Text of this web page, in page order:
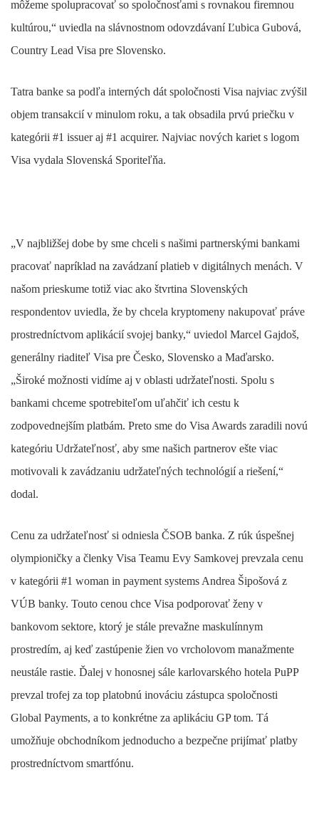
môžeme spolupracovať so spoločnosťami s rovnakou firemnou
kultúrou,“ uviedla na slávnostnom odovzdávaní Ľubica Gubová,
Country Lead Visa pre Slovensko.
Tatra banke sa podľa interných dát spoločnosti Visa najviac zvýšil
objem transakcií v minulom roku, a tak obsadila prvú priečku v
kategórii #1 issuer aj #1 acquirer. Najviac nových kariet s logom
Visa vydala Slovenská Sporiteľňa.
„V najbližšej dobe by sme chceli s našimi partnerskými bankami
pracovať napríklad na zavádzaní platieb v digitálnych menách. V
našom prieskume totiž viac ako štvrtina Slovenských
respondentov uviedla, že by chcela kryptomeny nakupovať práve
prostredníctvom aplikácií svojej banky,“ uviedol Marcel Gajdoš,
generálny riaditeľ Visa pre Česko, Slovensko a Maďarsko.
„Široké možnosti vidíme aj v oblasti udržateľnosti. Spolu s
bankami chceme spotrebiteľom uľahčiť ich cestu k
zodpovednejším platbám. Preto sme do Visa Awards zaradili novú
kategóriu Udržateľnosť, aby sme našich partnerov ešte viac
motivovali k zavádzaniu udržateľných technológií a riešení,“
dodal.
Cenu za udržateľnosť si odniesla ČSOB banka. Z rúk úspešnej
olympioničky a členky Visa Teamu Evy Samkovej prevzala cenu
v kategórii #1 woman in payment systems Andrea Šipošová z
VÚB banky. Touto cenou chce Visa podporovať ženy v
bankovom sektore, ktorý je stále prevažne maskulínnym
prostredím, aj keď zastúpenie žien vo vrcholovom manažmente
neustále rastie. Ďalej v honosnej sále karlovarského hotela PuPP
prevzal trofej za top platobnú inováciu zástupca spoločnosti
Global Payments, a to konkrétne za aplikáciu GP tom. Tá
umožňuje obchodníkom jednoducho a bezpečne prijímať platby
prostredníctvom smartfónu.